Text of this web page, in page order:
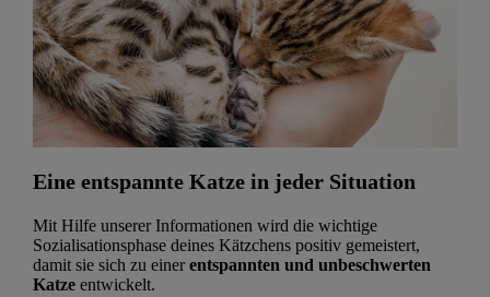
Eine entspannte Katze in jeder Situation
Mit Hilfe unserer Informationen wird die wichtige
Sozialisationsphase deines Kätzchens positiv gemeistert,
damit sie sich zu einerentspannten und unbeschwerten
Katze entwickelt.